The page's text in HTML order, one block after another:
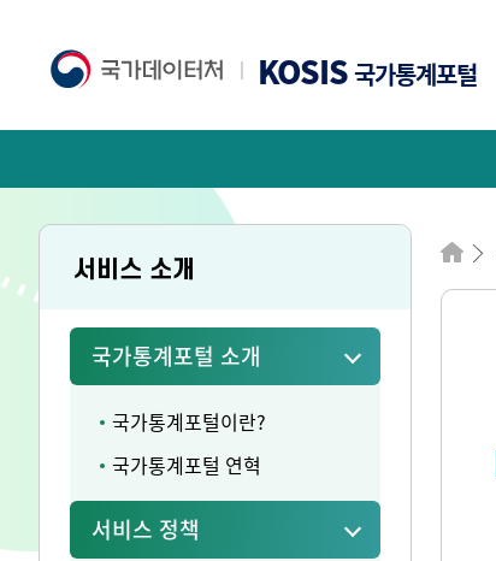
KOSIS국가통계포털
서비스 소개
국가통계포털 소개
국가통계포털이란?
국가통계포털 연혁
서비스 정책